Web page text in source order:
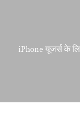
iPhone यूजर्स के